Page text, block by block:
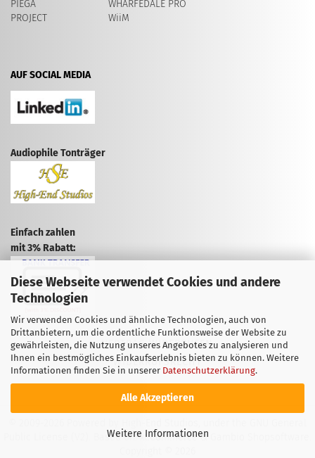
Diese Webseite verwendet Cookies und andere
Technologien
Wir verwenden Cookies und ähnliche Technologien, auch von
Drittanbietern, um die ordentliche Funktionsweise der Website zu
gewährleisten, die Nutzung unseres Angebotes zu analysieren und
Ihnen ein bestmögliches Einkaufserlebnis bieten zu können. Weitere
Informationen finden Sie in unserer Datenschutzerklärung.
Alle Akzeptieren
Weitere Informationen
PIEGA
PROJECT
WHARFEDALE PRO
WiiM
AUF SOCIAL MEDIA
Audiophile Tonträger
Einfach zahlen
mit 3% Rabatt:
VERTRAG WIDERRUFEN
WIDERRUFSRECHT
Public License (V2). Based on: xt:Commerce & Gambio Shopsoftware.